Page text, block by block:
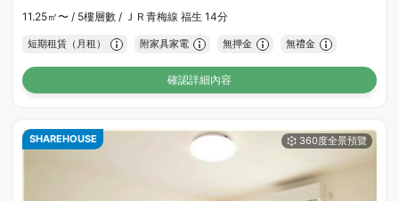
11.25㎡〜 / 5樓層數 / ＪＲ青梅線 福生 14分
短期租賃（月租） 附家具家電 無押金 無禮金
確認詳細內容
SHAREHOUSE